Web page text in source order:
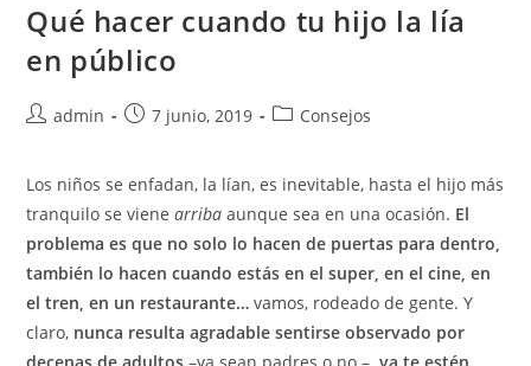
Qué hacer cuando tu hijo la lía
en público
admin 7 junio, 2019 Consejos
Los niños se enfadan, la lían, es inevitable, hasta el hijo más
tranquilo se vienearribaaunque sea en una ocasión. El
problema es que no solo lo hacen de puertas para dentro,
también lo hacen cuando estás en el super, en el cine, en
el tren, en un restaurante… vamos, rodeado de gente. Y
claro, nunca resulta agradable sentirse observado por